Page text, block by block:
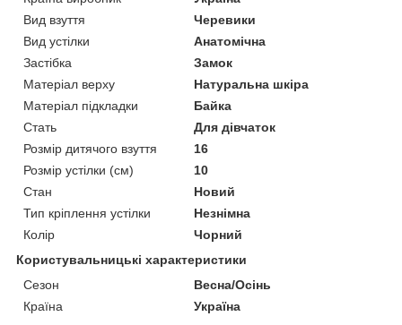
Вид взуття
Черевики
Вид устілки
Анатомічна
Застібка
Замок
Матеріал верху
Натуральна шкіра
Матеріал підкладки
Байка
Стать
Для дівчаток
Розмір дитячого взуття
16
Розмір устілки (см)
10
Стан
Новий
Тип кріплення устілки
Незнімна
Колір
Чорний
Користувальницькі характеристики
Сезон
Весна/Осінь
Країна
Україна